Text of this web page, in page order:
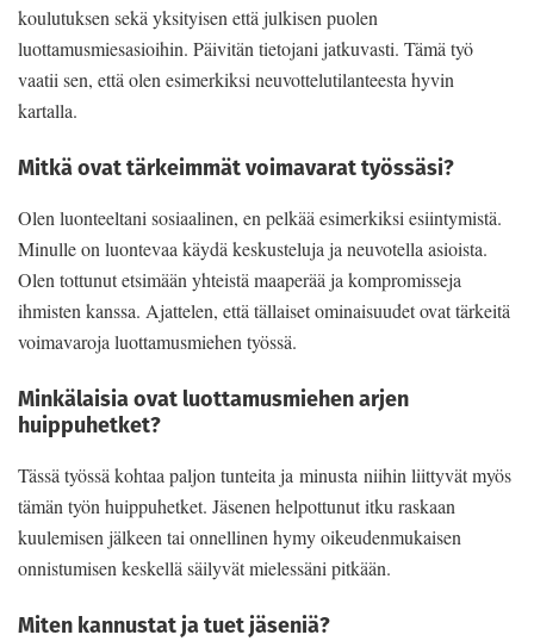
koulutuksen sekä yksityisen että julkisen puolen
luottamusmiesasioihin. Päivitän tietojani jatkuvasti. Tämä työ
vaatii sen, että olen esimerkiksi neuvottelutilanteesta hyvin
kartalla.
Mitkä ovat tärkeimmät voimavarat työssäsi?
Olen luonteeltani sosiaalinen, en pelkää esimerkiksi esiintymistä.
Minulle on luontevaa käydä keskusteluja ja neuvotella asioista.
Olen tottunut etsimään yhteistä maaperää ja kompromisseja
ihmisten kanssa. Ajattelen, että tällaiset ominaisuudet ovat tärkeitä
voimavaroja luottamusmiehen työssä.
Minkälaisia ovat luottamusmiehen arjen
huippuhetket?
Tässä työssä kohtaa paljon tunteita ja minusta niihin liittyvät myös
tämän työn huippuhetket. Jäsenen helpottunut itku raskaan
kuulemisen jälkeen tai onnellinen hymy oikeudenmukaisen
onnistumisen keskellä säilyvät mielessäni pitkään.
Miten kannustat ja tuet jäseniä?